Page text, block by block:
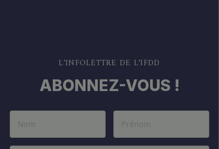
L’INFOLETTRE DE L’IFDD
ABONNEZ-VOUS !